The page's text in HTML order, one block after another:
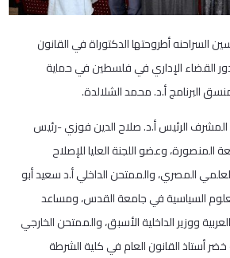
السراحنه أطروحتها الدكتوراة في القانون
دور القضاء الإداري في فلسطين في حماية
البرنامج أ.د. محمد الشلالدة.
الرئيس أ.د. صلاح الدين فوزي -رئيس
وعضو اللجنة العليا للإصلاح
المصري، والممتحن الداخلي أ.د سعيد أبو
السياسية في جامعة القدس، ومساعد
ووزير الداخلية الأسبق، والممتحن الخارجي
خضر أستاذ القانون العام في كلية الشرطة